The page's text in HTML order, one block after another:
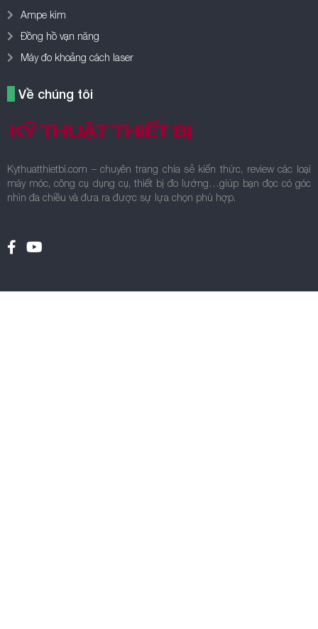
Ampe kìm
Đồng hồ vạn năng
Máy đo khoảng cách laser
Về chúng tôi
Kythuatthietbi.com – chuyên trang chia sẻ kiến thức, review các loại
máy móc, công cụ dụng cụ, thiết bị đo lường…giúp bạn đọc có góc
nhìn đa chiều và đưa ra được sự lựa chọn phù hợp.